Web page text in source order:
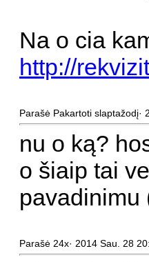
Na o cia
http://
Parašė Pakartoti slaptažodį·
nu o ką?
o šiaip tai
pavadinimu
Parašė 24x· 2014 Sau. 28